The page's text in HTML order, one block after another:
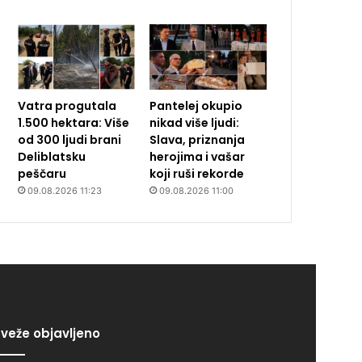
Vatra progutala
1.500 hektara: Više
od 300 ljudi brani
Deliblatsku
peščaru
09.08.2026 11:23
Pantelej okupio
nikad više ljudi:
Slava, priznanja
herojima i vašar
koji ruši rekorde
09.08.2026 11:00
objavljeno